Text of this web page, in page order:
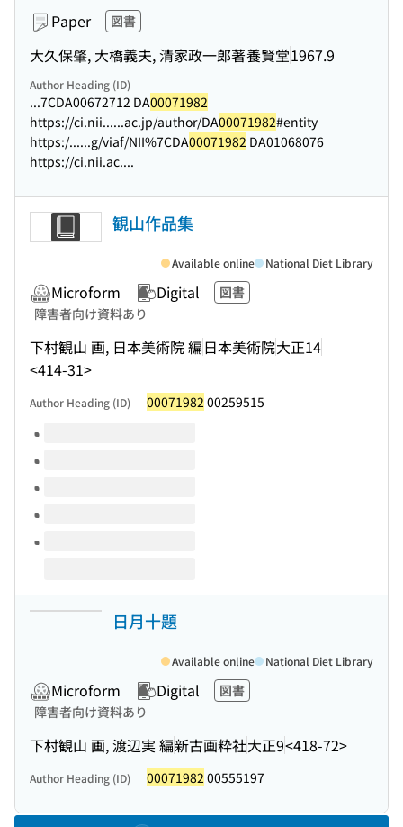
Paper 図書
大久保肇, 大橋義夫, 清家政一郎著養賢堂1967.9
Author Heading (ID)
...7CDA00672712 DA00071982
https://ci.nii......ac.jp/author/DA00071982#entity
https:/......g/viaf/NII%7CDA00071982 DA01068076
https://ci.nii.ac....
観山作品集
Microform Digital
図書
障害者向け資料あり
下村観山 画, 日本美術院 編日本美術院大正14
<414-31>
Available online National Diet Library
Author Heading (ID) 00071982 00259515
Volumes of this title
日月十題
Microform Digital
図書
障害者向け資料あり
下村観山 画, 渡辺実 編新古画粋社大正9<418-72>
Available online National Diet Library
Author Heading (ID) 00071982 00555197